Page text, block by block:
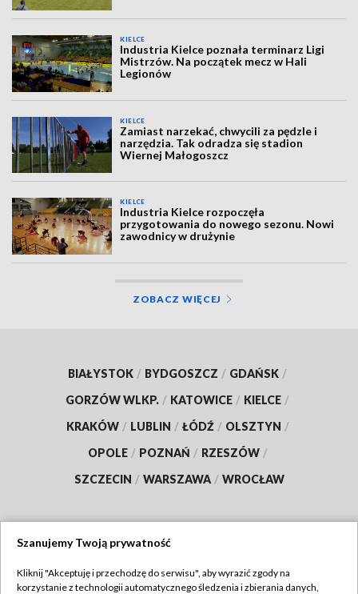
KIELCE
Industria Kielce poznała terminarz Ligi
Mistrzów. Na początek mecz w Hali
Legionów
KIELCE
Zamiast narzekać, chwycili za pędzle i
narzędzia. Tak odradza się stadion
Wiernej Małogoszcz
KIELCE
Industria Kielce rozpoczęła
przygotowania do nowego sezonu. Nowi
zawodnicy w drużynie
ZOBACZ WIĘCEJ
BIAŁYSTOK / BYDGOSZCZ / GDAŃSK /
GORZÓW WLKP. / KATOWICE / KIELCE /
KRAKÓW / LUBLIN / ŁÓDŹ / OLSZTYN /
OPOLE / POZNAŃ / RZESZÓW /
SZCZECIN / WARSZAWA / WROCŁAW
Szanujemy Twoją prywatność
Kliknij "Akceptuję i przechodzę do serwisu", aby wyrazić zgody na
korzystanie z technologii automatycznego śledzenia i zbierania danych,